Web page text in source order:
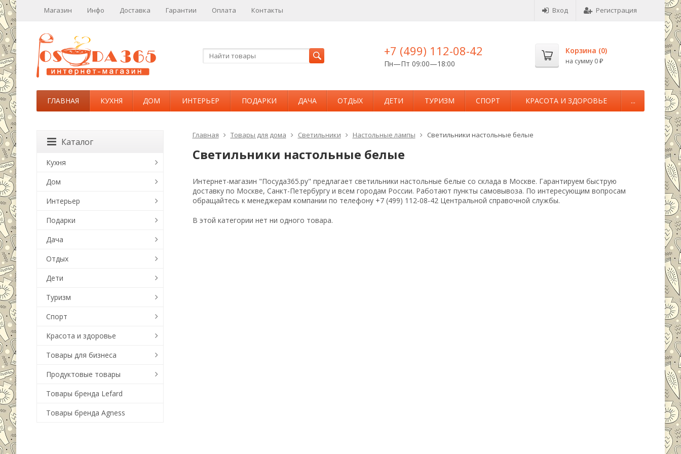
Магазин Инфо Доставка Гарантии Оплата Контакты Вход Регистрация
+7 (499) 112-08-42
Пн—Пт 09:00—18:00
Корзина (0)
на сумму 0 ₽
ГЛАВНАЯ КУХНЯ ДОМ ИНТЕРЬЕР ПОДАРКИ ДАЧА ОТДЫХ ДЕТИ ТУРИЗМ СПОРТ КРАСОТА И ЗДОРОВЬЕ ...
Главная Товары для дома Светильники Настольные лампы Светильники настольные белые
Светильники настольные белые
Интернет-магазин "Посуда365.ру" предлагает светильники настольные белые со склада в Москве. Гарантируем быструю
доставку по Москве, Санкт-Петербургу и всем городам России. Работают пункты самовывоза. По интересующим вопросам
обращайтесь к менеджерам компании по телефону +7 (499) 112-08-42 Центральной справочной службы.
В этой категории нет ни одного товара.
Каталог
Кухня
Дом
Интерьер
Подарки
Дача
Отдых
Дети
Туризм
Спорт
Красота и здоровье
Товары для бизнеса
Продуктовые товары
Товары бренда Lefard
Товары бренда Agness